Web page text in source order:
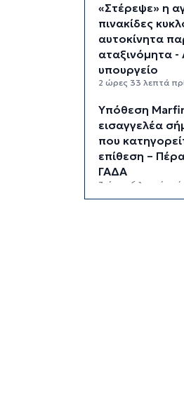
«Στέρεψε» η
πινακίδες
αυτοκίνητα
αταξινόμητα
υπουργείο
2 ώρες 33 λεπτά
Υπόθεση
εισαγγελέα
που
επίθεση –
ΓΑΔΑ
3 ώρες 6 λεπτά πρίν